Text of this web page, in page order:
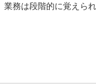
務は段階的に覚えら